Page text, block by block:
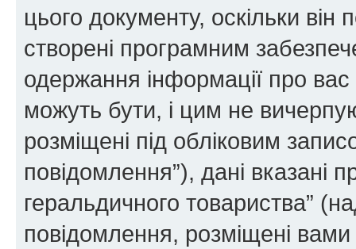
цього документу, оскільки
створені програмним
одержання інформації про
можуть бути, і цим не
розміщені під обліковим
повідомлення”), дані вказані
геральдичного товариства”
повідомлення, розміщені вами